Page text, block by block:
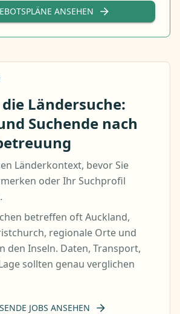
ANSEHEN
Ländersuche:
Suchende nach
Länderkontext, bevor Sie
oder Ihr Suchprofil
betreffen oft Auckland,
regionale Orte und
den Inseln. Daten, Transport,
sollten genau verglichen
JOBS ANSEHEN